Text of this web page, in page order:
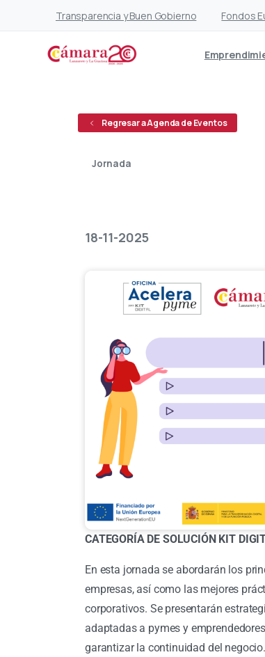
Transparencia y Buen Gobierno Fondos
Regresar a Agenda de Eventos
Jornada
18-11-2025
CATEGORÍA DE SOLUCIÓN KIT
En esta jornada se abordarán los
empresas, así como las mejores
corporativos. Se presentarán
adaptadas a pymes y
garantizar la continuidad del negocio.